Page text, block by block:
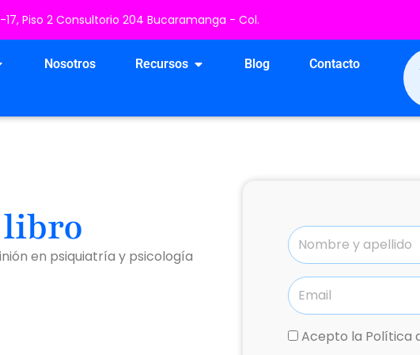
17, Piso 2 Consultorio 204 Bucaramanga - Col.
Servicios
Nosotros Recursos Open Recursos
Blog Contacto
libro
en psiquiatría y psicología
Acepto la Política